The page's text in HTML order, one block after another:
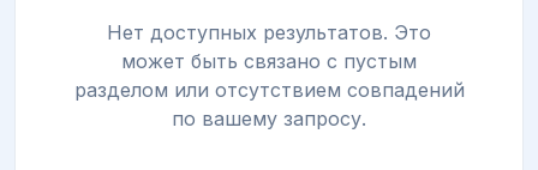
Нет доступных результатов. Это
может быть связано с пустым
разделом или отсутствием совпадений
по вашему запросу.